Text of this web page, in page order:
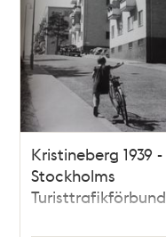
Kristineberg 1939 -
Stockholms
Turisttrafikförbund